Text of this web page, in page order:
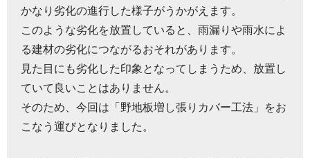
かなり劣化の進行した様子がうかがえます。
このような劣化を放置していると、雨漏りや雨水によ
る建材の劣化につながるおそれがあります。
見た目にも劣化した印象となってしまうため、放置し
ていて良いことはありません。
そのため、今回は「野地板増し張りカバー工法」をお
こなう運びとなりました。